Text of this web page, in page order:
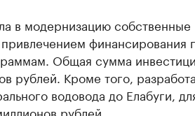
в модернизацию собственные
финансирования
Общая сумма
рублей. Кроме того,
водовода до Елабуги,
рублей.